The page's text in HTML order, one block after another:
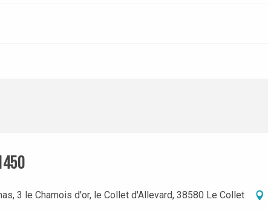
3 le Chamois d'or, le Collet d'Allevard, 38580 Le Collet